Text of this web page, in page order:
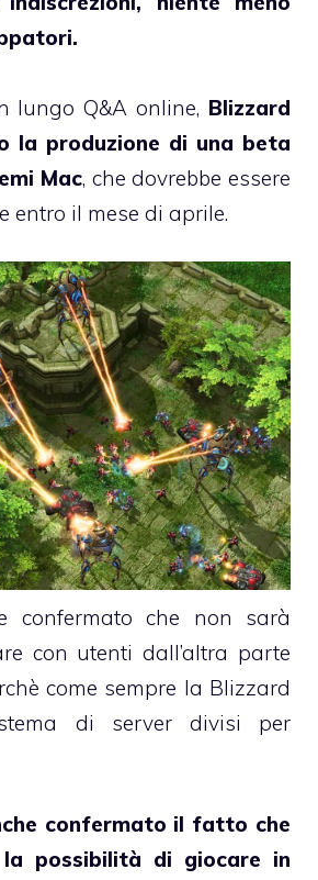
lungo Q&A online, Blizzard
la produzione di una beta
Mac, che dovrebbe essere
entro il mese di aprile.
confermato che non sarà
con utenti dall’altra parte
come sempre la Blizzard
di server divisi per
confermato il fatto che
possibilità di giocare in